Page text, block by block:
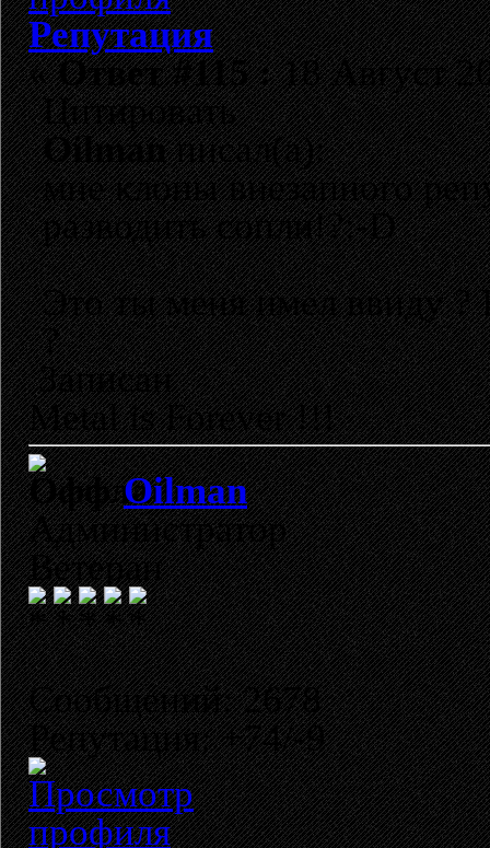
Репутация
«Ответ #115 :18 Август
Цитировать
Oilmanписал(а):
мне клоны внезапного
разводить сопли!?:-D
Это ты меня имел ввиду
?
Записан
Metal is Forever !!!
Oilman
Администратор
Ветеран
Сообщений: 2678
Репутация: +74/-9